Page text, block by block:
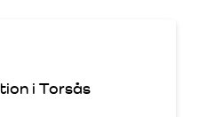
i Torsås